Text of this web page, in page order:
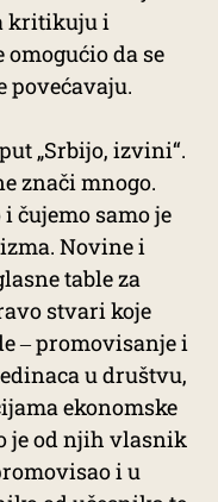
kritikuju i
da se
povećavaju.
„Srbijo, izvini“.
znači mnogo.
čujemo samo je
Novine i
table za
stvari koje
‒ promovisanje i
u društvu,
ekonomske
je od njih vlasnik
i u